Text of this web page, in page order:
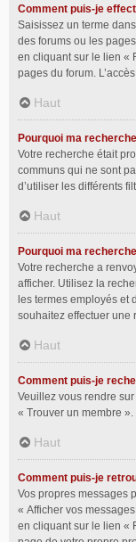
Comment puis-je
Saisissez un terme
des forums ou les
en cliquant sur le lien «
pages du forum.
Haut
Pourquoi ma
Votre recherche était
communs qui ne sont
d’utiliser les différents
Haut
Pourquoi ma
Votre recherche a
afficher. Utilisez la
les termes employés et
souhaitez effectuer une
Haut
Comment puis-je
Veuillez vous rendre
« Trouver un membre ».
Haut
Comment puis-je
Vos propres messages
« Afficher vos
en cliquant sur le lien «